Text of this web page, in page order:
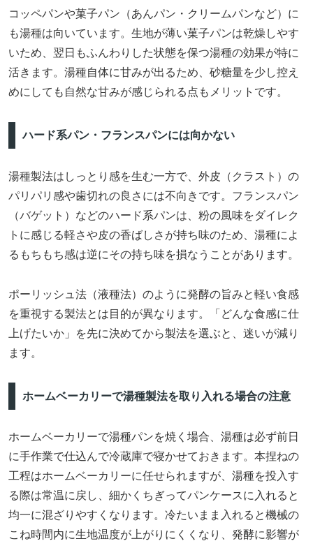
コッペパンや菓子パン（あんパン・クリームパンなど）に
も湯種は向いています。生地が薄い菓子パンは乾燥しやす
いため、翌日もふんわりした状態を保つ湯種の効果が特に
活きます。湯種自体に甘みが出るため、砂糖量を少し控え
めにしても自然な甘みが感じられる点もメリットです。
ハード系パン・フランスパンには向かない
湯種製法はしっとり感を生む一方で、外皮（クラスト）の
パリパリ感や歯切れの良さには不向きです。フランスパン
（バゲット）などのハード系パンは、粉の風味をダイレク
トに感じる軽さや皮の香ばしさが持ち味のため、湯種によ
るもちもち感は逆にその持ち味を損なうことがあります。
ポーリッシュ法（液種法）のように発酵の旨みと軽い食感
を重視する製法とは目的が異なります。「どんな食感に仕
上げたいか」を先に決めてから製法を選ぶと、迷いが減り
ます。
ホームベーカリーで湯種製法を取り入れる場合の注意
ホームベーカリーで湯種パンを焼く場合、湯種は必ず前日
に手作業で仕込んで冷蔵庫で寝かせておきます。本捏ねの
工程はホームベーカリーに任せられますが、湯種を投入す
る際は常温に戻し、細かくちぎってパンケースに入れると
均一に混ざりやすくなります。冷たいまま入れると機械の
こね時間内に生地温度が上がりにくくなり、発酵に影響が